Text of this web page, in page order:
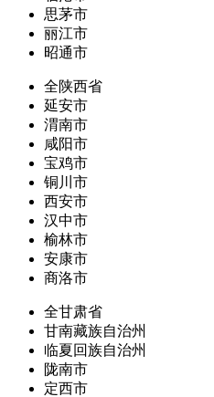
思茅市
丽江市
昭通市
全陕西省
延安市
渭南市
咸阳市
宝鸡市
铜川市
西安市
汉中市
榆林市
安康市
商洛市
全甘肃省
甘南藏族自治州
临夏回族自治州
陇南市
定西市